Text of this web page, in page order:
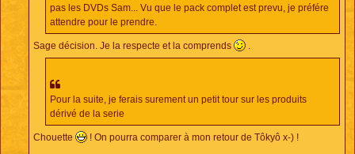
pas les DVDs Sam... Vu que le pack complet est prevu, je préfére
attendre pour le prendre.
Sage décision. Je la respecte et la comprends
Pour la suite, je ferais surement un petit tour sur les produits
dérivé de la serie
Chouette ! On pourra comparer à mon retour de Tôkyô x-) !